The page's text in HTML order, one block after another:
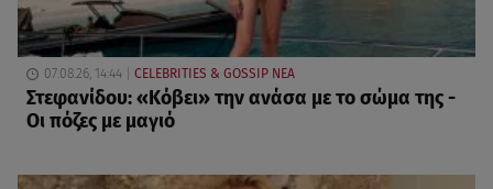
07.08.26, 14:44 CELEBRITIES & GOSSIP ΝΕΑ
Στεφανίδου: «Κόβει» την ανάσα με το σώμα της -
Οι πόζες με μαγιό